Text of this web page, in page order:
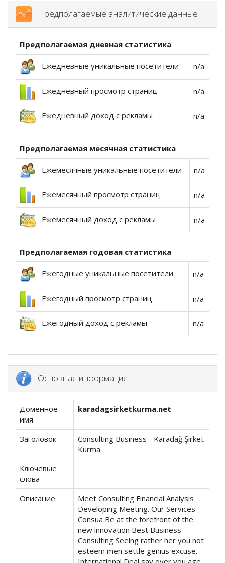
Предполагаемые аналитические данные
Предполагаемая дневная статистика
Ежедневные уникальные посетители n/a
Ежедневный просмотр страниц n/a
Ежедневный доход с рекламы n/a
Предполагаемая месячная статистика
Ежемесячные уникальные посетители n/a
Ежемесячный просмотр страниц n/a
Ежемесячный доход с рекламы n/a
Предполагаемая годовая статистика
Ежегодные уникальные посетители n/a
Ежегодный просмотр страниц n/a
Ежегодный доход с рекламы n/a
Основная информация
Доменное
имя
karadagsirketkurma.net
Заголовок
Consulting Business - Karadağ Şirket
Kurma
Ключевые
слова
Описание
Meet Consulting Financial Analysis
Developing Meeting. Our Services
Consua Be at the forefront of the
new innovation Best Business
Consulting Seeing rather her you not
esteem men settle genius excuse.